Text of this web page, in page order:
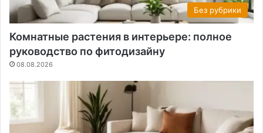
Без рубрики
Комнатные растения в интерьере: полное
руководство по фитодизайну
08.08.2026